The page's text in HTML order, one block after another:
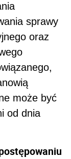
sprawy
oraz
może być
od dnia